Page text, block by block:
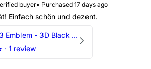
buyer• Purchased 17 days ago
Einfach schön und dezent.
RS3 Emblem - 3D Black Edition - Schwarz/Schwarz Logo Modellschriftzug
· 1 review